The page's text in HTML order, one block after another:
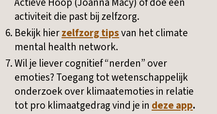
activiteit die past bij zelfzorg.
Bekijk hierzelfzorg tipsvan het climate
mental health network.
Wil je liever cognitief “nerden” over
emoties? Toegang tot wetenschappelijk
onderzoek over klimaatemoties in relatie
tot pro klimaatgedrag vind je in deze app.